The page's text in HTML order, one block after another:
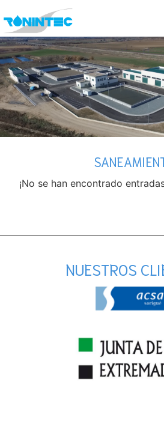
¡No se han encontrado
NUESTROS